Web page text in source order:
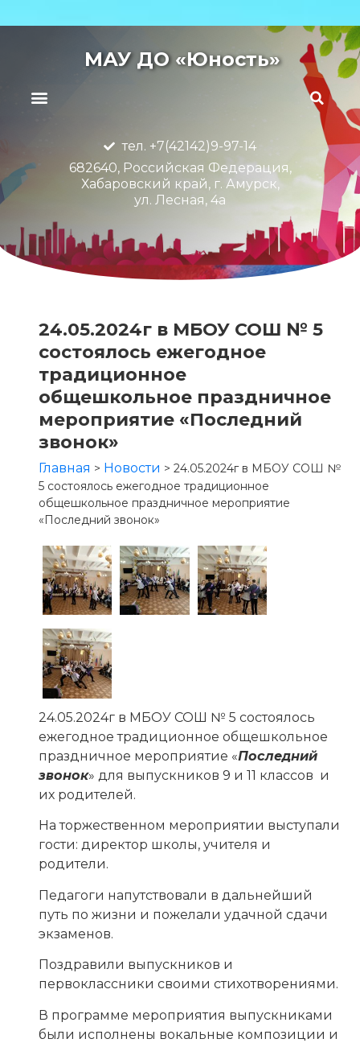
МАУ ДО «Юность»
тел. +7(42142)9-97-14
682640, Российская Федерация,
Хабаровский край, г. Амурск,
ул. Лесная, 4а
24.05.2024г в МБОУ СОШ № 5
состоялось ежегодное
традиционное
общешкольное праздничное
мероприятие «Последний
звонок»
Главная > Новости > 24.05.2024г в МБОУ СОШ №
5 состоялось ежегодное традиционное
общешкольное праздничное мероприятие
«Последний звонок»
24.05.2024г в МБОУ СОШ № 5 состоялось
ежегодное традиционное общешкольное
праздничное мероприятие «Последний
звонок» для выпускников 9 и 11 классов и
их родителей.
На торжественном мероприятии выступали
гости: директор школы, учителя и
родители.
Педагоги напутствовали в дальнейший
путь по жизни и пожелали удачной сдачи
экзаменов.
Поздравили выпускников и
первоклассники своими стихотворениями.
В программе мероприятия выпускниками
были исполнены вокальные композиции и